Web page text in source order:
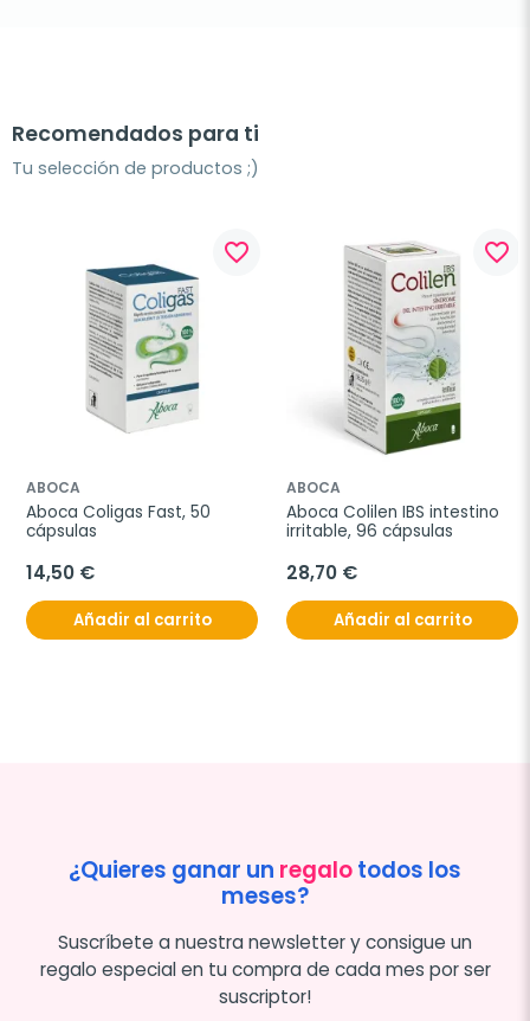
Recomendados para ti
Tu selección de productos ;)
favorite_border
ABOCA
Aboca Coligas Fast, 50
cápsulas
14,50 €
Añadir al carrito
favorite_border
ABOCA
Aboca Colilen IBS intestino
irritable, 96 cápsulas
28,70 €
Añadir al carrito
¿Quieres ganar un regalotodos los
meses?
Suscríbete a nuestra newsletter y consigue un
regalo especial en tu compra de cada mes por ser
suscriptor!